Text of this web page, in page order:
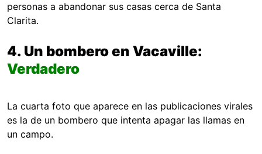
personas a abandonar sus casas cerca de Santa
Clarita.
4. Un bombero en Vacaville:
Verdadero
La cuarta foto que aparece en las publicaciones virales
es la de un bombero que intenta apagar las llamas en
un campo.